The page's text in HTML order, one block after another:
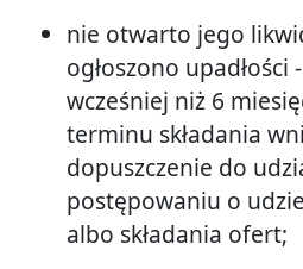
nie otwarto jego
ogłoszono
wcześniej niż 6
terminu składania
dopuszczenie do
postępowaniu o
albo składania ofert;